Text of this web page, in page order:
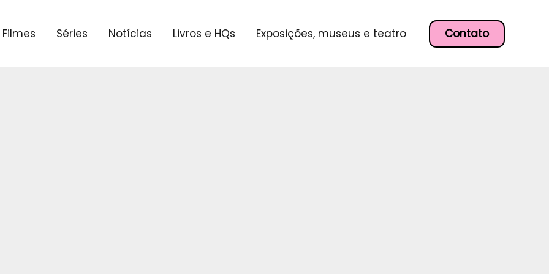
Filmes Séries Notícias Livros e HQs Exposições, museus e teatro Contato
s